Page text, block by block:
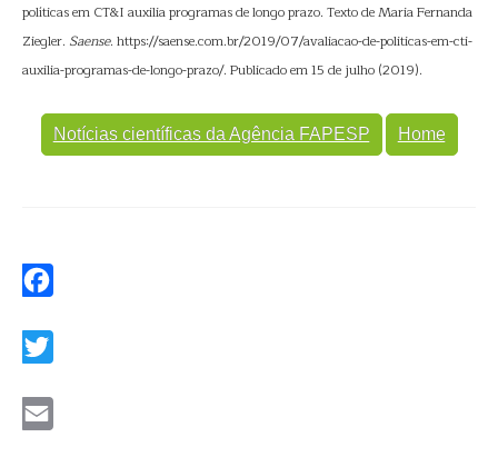
políticas em CT&I auxilia programas de longo prazo. Texto de Maria Fernanda
Ziegler. Saense. https://saense.com.br/2019/07/avaliacao-de-politicas-em-cti-
auxilia-programas-de-longo-prazo/. Publicado em 15 de julho (2019).
Notícias científicas da Agência FAPESP Home